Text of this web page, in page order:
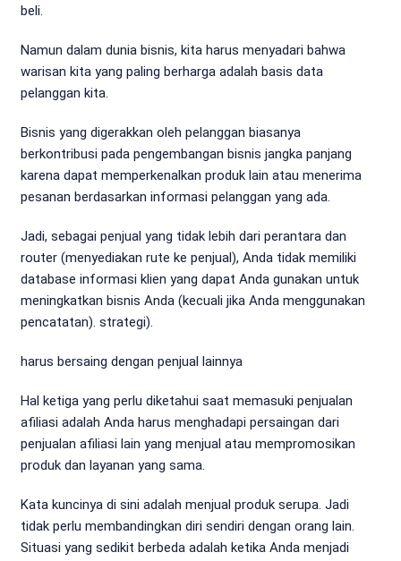
beli.
Namun dalam dunia bisnis, kita harus menyadari bahwa
warisan kita yang paling berharga adalah basis data
pelanggan kita.
Bisnis yang digerakkan oleh pelanggan biasanya
berkontribusi pada pengembangan bisnis jangka panjang
karena dapat memperkenalkan produk lain atau menerima
pesanan berdasarkan informasi pelanggan yang ada.
Jadi, sebagai penjual yang tidak lebih dari perantara dan
router (menyediakan rute ke penjual), Anda tidak memiliki
database informasi klien yang dapat Anda gunakan untuk
meningkatkan bisnis Anda (kecuali jika Anda menggunakan
pencatatan). strategi).
harus bersaing dengan penjual lainnya
Hal ketiga yang perlu diketahui saat memasuki penjualan
afiliasi adalah Anda harus menghadapi persaingan dari
penjualan afiliasi lain yang menjual atau mempromosikan
produk dan layanan yang sama.
Kata kuncinya di sini adalah menjual produk serupa. Jadi
tidak perlu membandingkan diri sendiri dengan orang lain.
Situasi yang sedikit berbeda adalah ketika Anda menjadi